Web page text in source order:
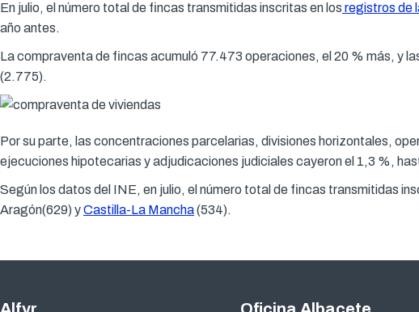
En julio, el número total de fincas transmitidas inscritas en los registros de
año antes.
La compraventa de fincas acumuló 77.473 operaciones, el 20 % más, y
(2.775).
Por su parte, las concentraciones parcelarias, divisiones horizontales,
ejecuciones hipotecarias y adjudicaciones judiciales cayeron el 1,3 %,
Según los datos del INE, en julio, el número total de fincas transmitidas
Aragón(629) yCastilla-La Mancha(534).